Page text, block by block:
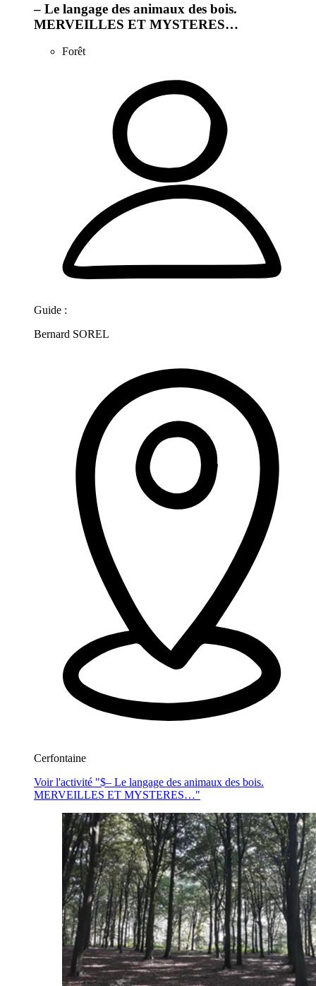
– Le langage des animaux des bois.
MERVEILLES ET MYSTERES…
Forêt
Guide :
Bernard SOREL
Cerfontaine
Voir l'activité "$– Le langage des animaux des bois.
MERVEILLES ET MYSTERES…"